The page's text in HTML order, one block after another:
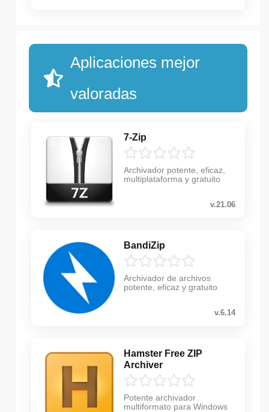
Aplicaciones mejor
valoradas
7-Zip
Archivador potente, eficaz,
multiplataforma y gratuito
v.21.06
BandiZip
Archivador de archivos
potente, eficaz y gratuito
v.6.14
Hamster Free ZIP
Archiver
Potente archivador
multiformato para Windows